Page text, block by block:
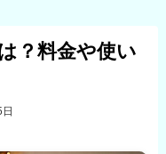
？料金や使い